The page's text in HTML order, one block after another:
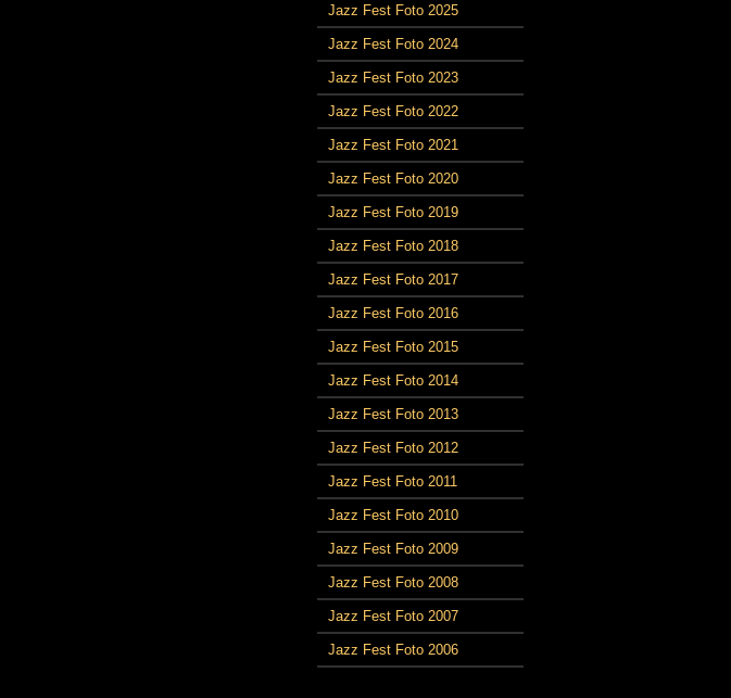
Jazz Fest Foto 2025
Jazz Fest Foto 2024
Jazz Fest Foto 2023
Jazz Fest Foto 2022
Jazz Fest Foto 2021
Jazz Fest Foto 2020
Jazz Fest Foto 2019
Jazz Fest Foto 2018
Jazz Fest Foto 2017
Jazz Fest Foto 2016
Jazz Fest Foto 2015
Jazz Fest Foto 2014
Jazz Fest Foto 2013
Jazz Fest Foto 2012
Jazz Fest Foto 2011
Jazz Fest Foto 2010
Jazz Fest Foto 2009
Jazz Fest Foto 2008
Jazz Fest Foto 2007
Jazz Fest Foto 2006